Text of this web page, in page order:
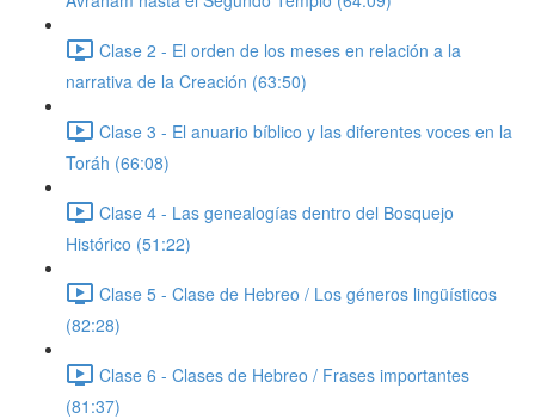
Clase 2 - El orden de los meses en relación a la
narrativa de la Creación (63:50)
Clase 3 - El anuario bíblico y las diferentes voces en la
Toráh (66:08)
Clase 4 - Las genealogías dentro del Bosquejo
Histórico (51:22)
Clase 5 - Clase de Hebreo / Los géneros lingüísticos
(82:28)
Clase 6 - Clases de Hebreo / Frases importantes
(81:37)